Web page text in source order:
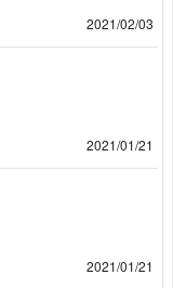
2021/02/03
2021/01/21
2021/01/21